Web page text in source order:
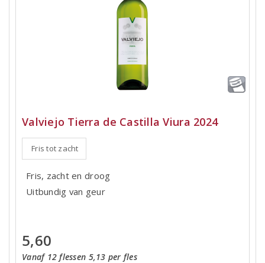
Valviejo Tierra de Castilla Viura 2024
Fris tot zacht
Fris, zacht en droog
Uitbundig van geur
5,60
Vanaf 12 flessen 5,13 per fles